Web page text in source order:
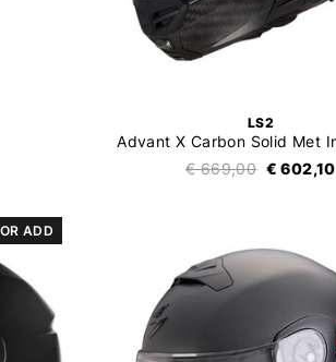
LS2
€ 669,00 € 602,10
ADD